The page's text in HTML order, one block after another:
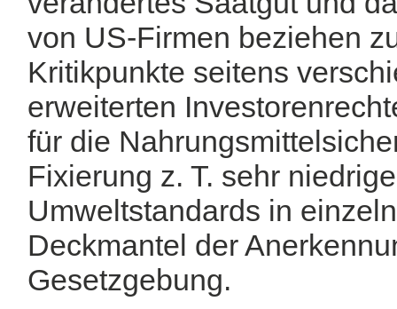
von US-Firmen beziehen
Kritikpunkte seitens
erweiterten
für die
Fixierung z. T. sehr
Umweltstandards in
Deckmantel der
Gesetzgebung.